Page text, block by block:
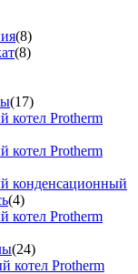
(8)
(8)
(17)
котел Protherm
котел Protherm
конденсационный
(4)
котел Protherm
(24)
котел Protherm